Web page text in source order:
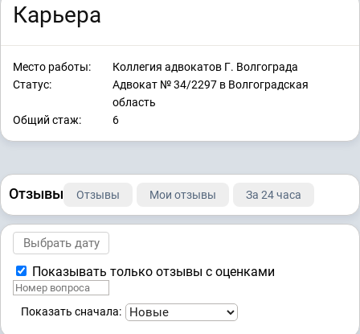
Карьера
Место работы:
Коллегия адвокатов Г. Волгограда
Статус:
Адвокат № 34/2297 в Волгоградская
область
Общий стаж:
6
Отзывы Отзывы Мои отзывы За 24 часа
Показывать только отзывы с оценками
Показать сначала: